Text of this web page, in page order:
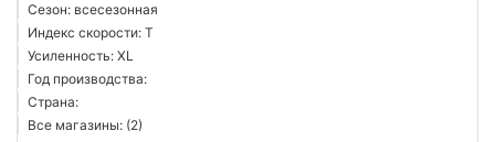
Сезон: всесезонная
Индекс скорости: T
Усиленность: XL
Год производства:
Страна:
Все магазины: (2)
Continental
Hankook
Sailun